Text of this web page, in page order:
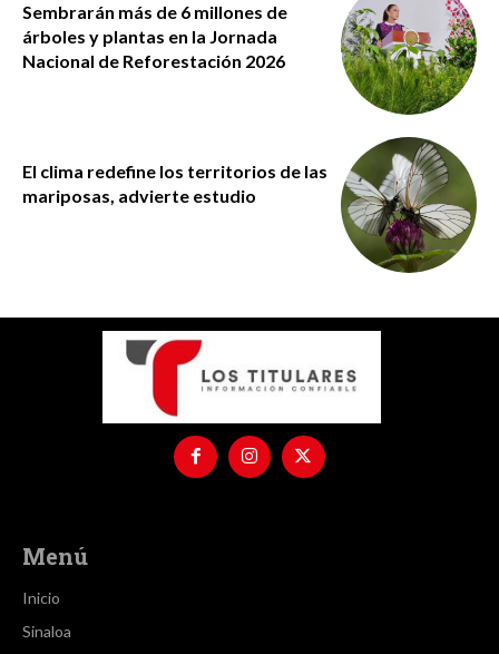
Sembrarán más de 6 millones de
árboles y plantas en la Jornada
Nacional de Reforestación 2026
El clima redefine los territorios de las
mariposas, advierte estudio
Menú
Inicio
Sinaloa